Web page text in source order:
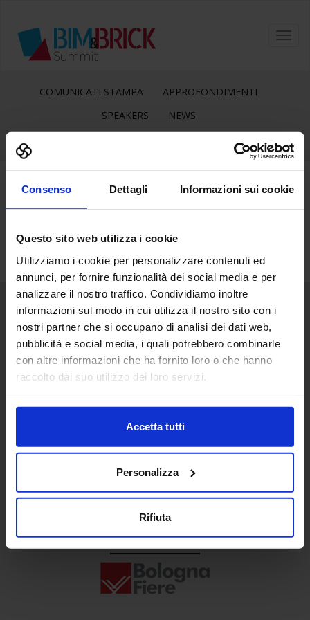
Consenso Dettagli Informazioni sui cookie
Questo sito web utilizza i cookie
Utilizziamo i cookie per personalizzare contenuti ed
annunci, per fornire funzionalità dei social media e per
analizzare il nostro traffico. Condividiamo inoltre
informazioni sul modo in cui utilizza il nostro sito con i
nostri partner che si occupano di analisi dei dati web,
pubblicità e social media, i quali potrebbero combinarle
con altre informazioni che ha fornito loro o che hanno
raccolto dal suo utilizzo dei loro servizi.
Accetta tutti
Personalizza
Rifiuta
COMUNICATI STAMPA
APPROFONDIMENTI
SPEAKERS
NEWS
Senaf srl
+ 39 02.332039460
Progetto e direzione